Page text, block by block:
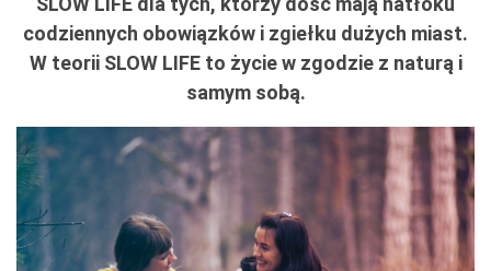
codziennych obowiązków i zgiełku dużych miast.
W teorii SLOW LIFE to życie w zgodzie z naturą i
samym sobą.